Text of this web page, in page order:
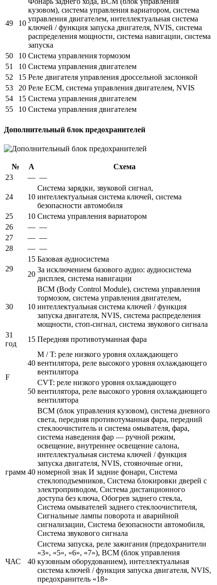
49 10
кузовом), система управления вариатором, система
управления двигателем, интеллектуальная система
ключей / функция запуска двигателя, NVIS, система
распределения мощности, система навигации, система
запуска
50
10 Система управления тормозом
51
10 Система управления двигателем
52
15 Реле двигателя управления дроссельной заслонкой
53
20 Реле ECM, система управления двигателем, NVIS
54
15 Система управления двигателем
55
10 Система управления двигателем
Дополнительный блок предохранителей
№ А
Схема
23
— —
24 10
Система зарядки, звуковой сигнал,
интеллектуальная система ключей, система
безопасности автомобиля
25
10 Система управления вариатором
26
— —
27
— —
28
— —
29
15 Базовая аудиосистема
20
За исключением базового аудио: аудиосистема
дисплея, система навигации
30 10
BCM (Body Control Module), система управления
тормозом, система управления двигателем,
интеллектуальная система ключей / функция
запуска двигателя, NVIS, система распределения
мощности, стоп-сигнал, система звукового сигнала
31
год
15 Передняя противотуманная фара
F
40
M / T: реле низкого уровня охлаждающего
вентилятора, реле высокого уровня охлаждающего
вентилятора
50
CVT: реле низкого уровня охлаждающего
вентилятора, реле высокого уровня охлаждающего
вентилятора
грамм 40
BCM (блок управления кузовом), система дневного
света, передняя противотуманная фара, передний
стеклоочиститель и система омывателя, фара,
система наведения фар — ручной режим,
освещение, внутреннее освещение салона,
интеллектуальная система ключей / функция
запуска двигателя, NVIS, стояночные огни,
номерной знак И задние фонари, Система
стеклоподъемников, Система блокировки дверей с
электроприводом, Система дистанционного
доступа без ключа, Обогрев заднего стекла,
Система омывателей заднего стеклоочистителя,
Сигнальные лампы поворота и аварийной
сигнализации, Система безопасности автомобиля,
Система звукового сигнала
ЧАС 40
Система запуска, реле зажигания (предохранители
«3», «5», «6», «7»), BCM (блок управления
кузовным оборудованием), интеллектуальная
система ключей / функция запуска двигателя, NVIS,
предохранитель «18»